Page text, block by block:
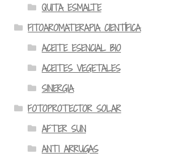
QUITA ESMALTE
FITOAROMATERAPIA CIENTÍFICA
ACEITE ESENCIAL BIO
ACEITES VEGETALES
SINERGIA
FOTOPROTECTOR SOLAR
AFTER SUN
ANTI ARRUGAS